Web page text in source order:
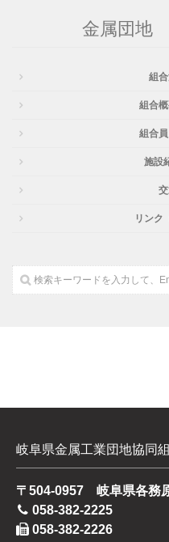
金属団地
組合
組合概
組合
施設
リンク
岐阜県金属工業団地協同
〒504-0957 岐阜県各務
058-382-2225
058-382-2226